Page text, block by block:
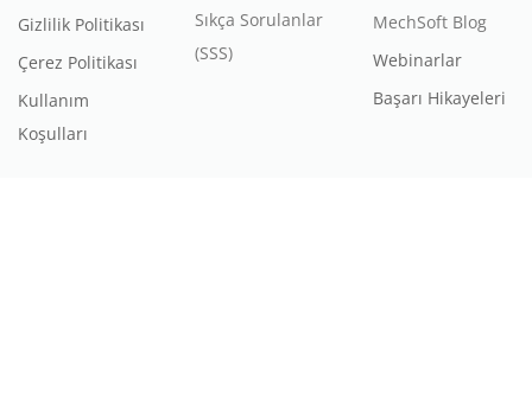
Gizlilik Politikası
Çerez Politikası
Kullanım
Koşulları
Sıkça Sorulanlar
(SSS)
MechSoft Blog
Webinarlar
Başarı Hikayeleri